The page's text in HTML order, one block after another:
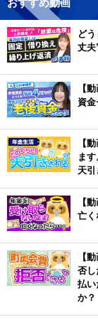
おすすめ動画
ど
丈夫
【
資金
【
ま
天引
【
亡く
【
否し
払い
か？